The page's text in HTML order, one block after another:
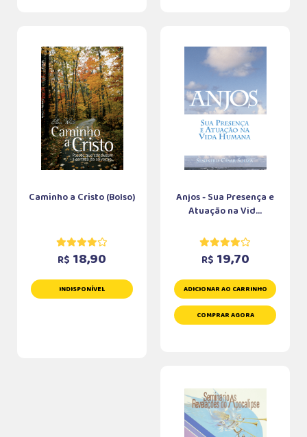
Caminho a Cristo (Bolso)
R$ 18,90
INDISPONÍVEL
Anjos - Sua Presença e
Atuação na Vid...
R$ 19,70
ADICIONAR AO CARRINHO
COMPRAR AGORA